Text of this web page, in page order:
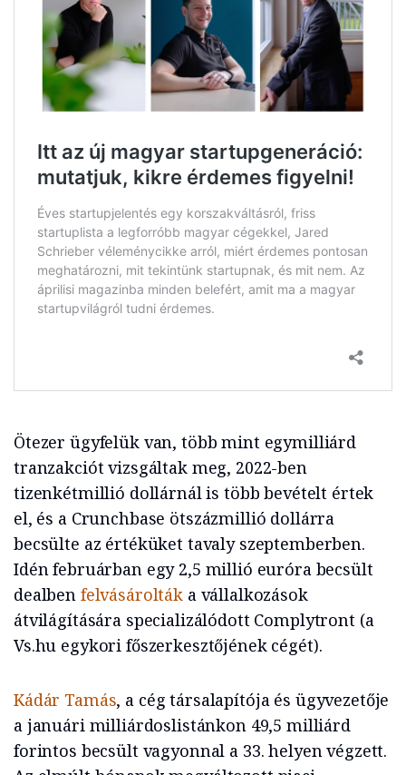
Ötezer ügyfelük van, több mint egymilliárd
tranzakciót vizsgáltak meg, 2022-ben
tizenkétmillió dollárnál is több bevételt értek
el, és a Crunchbase ötszázmillió dollárra
becsülte az értéküket tavaly szeptemberben.
Idén februárban egy 2,5 millió euróra becsült
dealben felvásárolták a vállalkozások
átvilágítására specializálódott Complytront (a
Vs.hu egykori főszerkesztőjének cégét).
Kádár Tamás, a cég társalapítója és ügyvezetője
a januári milliárdoslistánkon 49,5 milliárd
forintos becsült vagyonnal a 33. helyen végzett.